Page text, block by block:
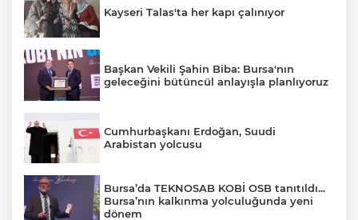
Kayseri Talas'ta her kapı çalınıyor
Başkan Vekili Şahin Biba: Bursa'nın
geleceğini bütüncül anlayışla planlıyoruz
Cumhurbaşkanı Erdoğan, Suudi
Arabistan yolcusu
Bursa’da TEKNOSAB KOBİ OSB tanıtıldı...
Bursa’nın kalkınma yolculuğunda yeni
dönem